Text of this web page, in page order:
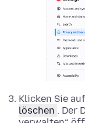
Klicken Sie auf
löschen . Der